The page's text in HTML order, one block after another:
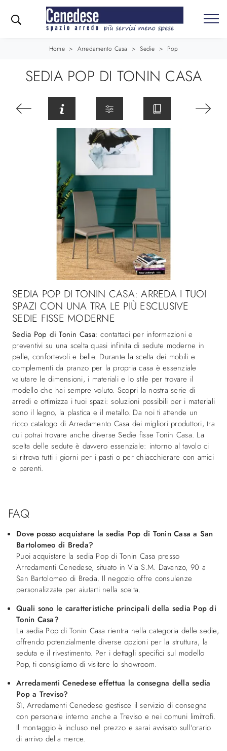
Home > Arredamento Casa > Sedie > Pop
SEDIA POP DI TONIN CASA
SEDIA POP DI TONIN CASA: ARREDA I TUOI
SPAZI CON UNA TRA LE PIÙ ESCLUSIVE
SEDIE FISSE MODERNE
Sedia Pop di Tonin Casa: contattaci per informazioni e
preventivi su una scelta quasi infinita di sedute moderne in
pelle, confortevoli e belle. Durante la scelta dei mobili e
complementi da pranzo per la propria casa è essenziale
valutare le dimensioni, i materiali e lo stile per trovare il
modello che hai sempre voluto. Scopri la nostra serie di
arredi e ottimizza i tuoi spazi: soluzioni possibili per i materiali
sono il legno, la plastica e il metallo. Da noi ti attende un
ricco catalogo di Arredamento Casa dei migliori produttori, tra
cui potrai trovare anche diverse Sedie fisse Tonin Casa. La
scelta delle sedute è davvero essenziale: intorno al tavolo ci
si ritrova tutti i giorni per i pasti o per chiacchierare con amici
e parenti.
FAQ
Dove posso acquistare la sedia Pop di Tonin Casa a San
Bartolomeo di Breda?
Puoi acquistare la sedia Pop di Tonin Casa presso
Arredamenti Cenedese, situato in Via S.M. Davanzo, 90 a
San Bartolomeo di Breda. Il negozio offre consulenze
personalizzate per aiutarti nella scelta.
Quali sono le caratteristiche principali della sedia Pop di
Tonin Casa?
La sedia Pop di Tonin Casa rientra nella categoria delle sedie,
offrendo potenzialmente diverse opzioni per la struttura, la
seduta e il rivestimento. Per i dettagli specifici sul modello
Pop, ti consigliamo di visitare lo showroom.
Arredamenti Cenedese effettua la consegna della sedia
Pop a Treviso?
Sì, Arredamenti Cenedese gestisce il servizio di consegna
con personale interno anche a Treviso e nei comuni limitrofi.
Il montaggio è incluso nel prezzo e sarai avvisato sull'orario
di arrivo della merce.